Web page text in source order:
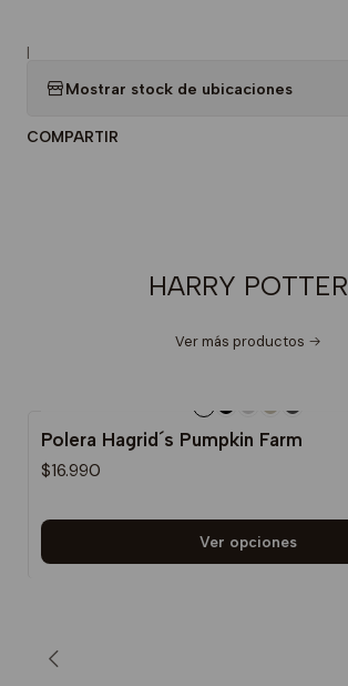
|
Mostrar stock de ubicaciones
COMPARTIR
HARRY POTTER
Ver más productos
Polera Hagrid´s Pumpkin Farm
$16.990
Ver opciones